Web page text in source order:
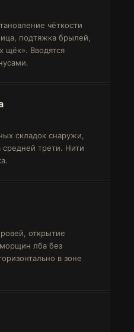
чёткости
подтяжка брылей,
щёк». Вводятся
складок снаружи,
трети. Нити
открытие
морщин лба без
в зоне